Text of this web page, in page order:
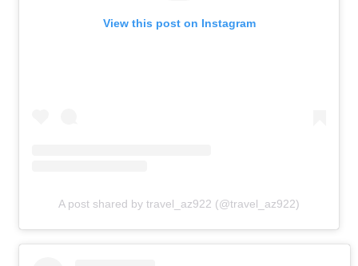
View this post on Instagram
A post shared by travel_az922 (@travel_az922)